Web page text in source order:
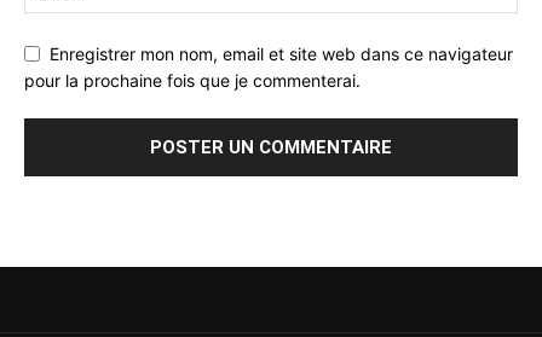
Enregistrer mon nom, email et site web dans ce navigateur
pour la prochaine fois que je commenterai.